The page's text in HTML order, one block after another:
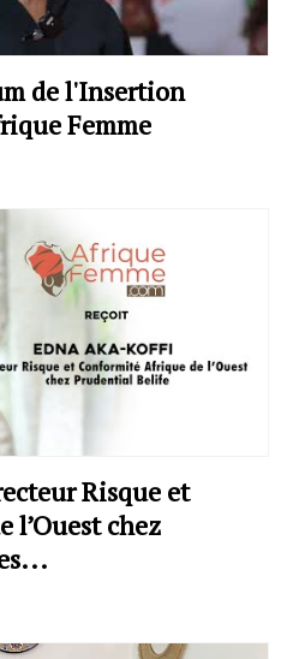
de l'Insertion
Femme
Risque et
l’Ouest chez